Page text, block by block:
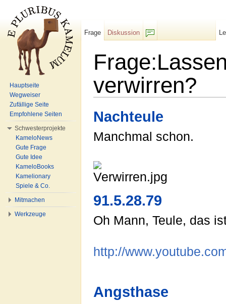
verwirren?
Nachteule
Manchmal schon.
91.5.28.79
Oh Mann, Teule, das
http://
Angsthase
Frage
Diskussion
Hauptseite
Wegweiser
Zufällige Seite
Empfohlene Seiten
Schwesterprojekte
KameloNews
Gute Frage
Gute Idee
KameloBooks
Kamelionary
Spiele & Co.
Mitmachen
Werkzeuge